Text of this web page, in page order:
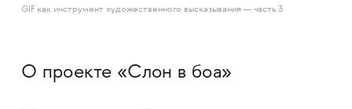
GIF как инструмент художественного высказывания — часть 3
О проекте «Слон в боа»